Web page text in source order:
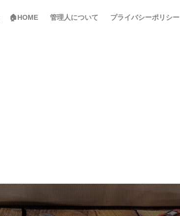
🏠HOME 管理人について プライバシーポリシー